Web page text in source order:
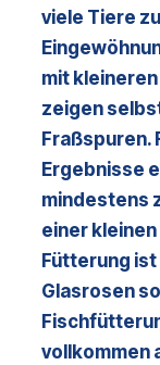
viele Tiere
mit
zeigen
Fraßspuren.
Ergebnisse
mindestens
einer
Fütterung
Glasrosen
vollkommen